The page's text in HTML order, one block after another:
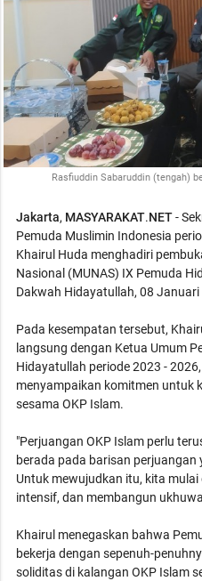
Rasfiuddin Sabaruddin (tengah)
Jakarta, MASYARAKAT.NET-
Pemuda Muslimin Indonesia
Khairul Huda menghadiri
Nasional (MUNAS) IX Pemuda
Dakwah Hidayatullah, 08 Januari
Pada kesempatan tersebut,
langsung dengan Ketua Umum
Hidayatullah periode 2023 -
menyampaikan komitmen untuk
sesama OKP Islam.
"Perjuangan OKP Islam perlu
berada pada barisan
Untuk mewujudkan itu, kita
intensif, dan membangun
Khairul menegaskan bahwa
bekerja dengan sepenuh-
soliditas di kalangan OKP Islam